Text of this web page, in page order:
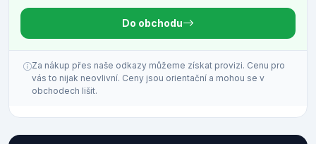
Do obchodu
Za nákup přes naše odkazy můžeme získat provizi. Cenu pro
vás to nijak neovlivní. Ceny jsou orientační a mohou se v
obchodech lišit.